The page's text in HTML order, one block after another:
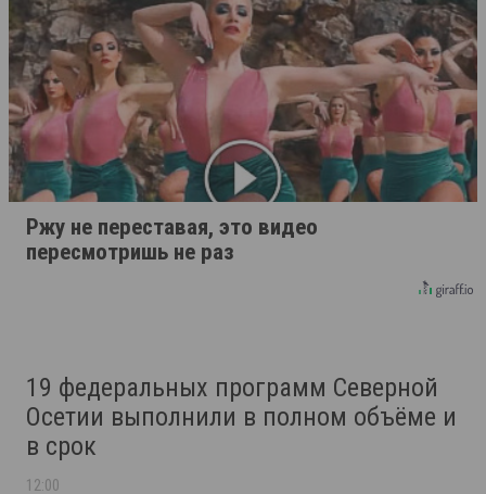
Ржу не переставая, это видео
пересмотришь не раз
19 федеральных программ Северной
Осетии выполнили в полном объёме и
в срок
12:00